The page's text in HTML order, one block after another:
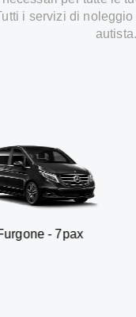
i servizi di
autista.